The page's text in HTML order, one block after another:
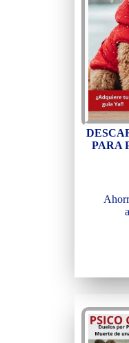
PARA